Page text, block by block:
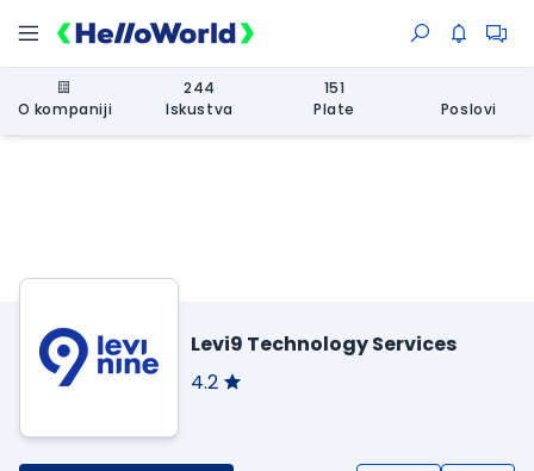
O kompaniji
244
Iskustva
151
Plate
Poslovi
Levi9 Technology Services
4.2